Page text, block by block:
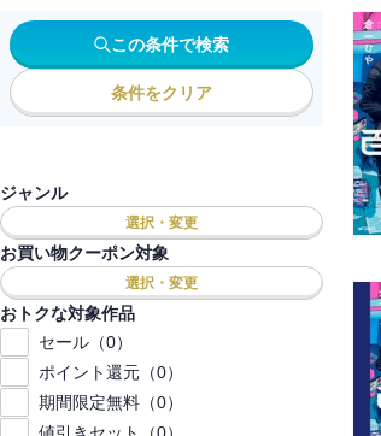
この条件で検索
条件をクリア
ジャンル
選択・変更
お買い物クーポン対象
選択・変更
おトクな対象作品
セール（0）
ポイント還元（0）
期間限定無料（0）